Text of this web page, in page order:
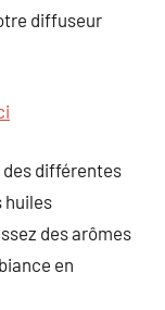
diffuseur
différentes
huiles
des arômes
en